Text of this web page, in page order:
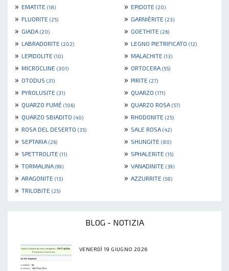
» EMATITE (18) » EPIDOTE (20)
» FLUORITE (25) » GARNIÈRITE (23)
» GIADA (20) » GOETHITE (26)
» LABRADORITE (202) » LEGNO PIETRIFICATO (12)
» LEPIDOLITE (10) » MALACHITE (13)
» MICROCLINE (301) » ORTOCERA (55)
» OTODUS (31) » PIRITE (27)
» PYROLUSITE (31) » QUARZO (171)
» QUARZO FUMÉ (106) » QUARZO ROSA (57)
» QUARZO SBIADITO (40) » RHODONITE (25)
» ROSA DEL DESERTO (35) » SALE ROSA (42)
» SEPTARIA (26) » SHUNGITE (80)
» SPETTROLITE (11) » SPHALERITE (15)
» TORMALINA (99) » VANADINITE (39)
» ARAGONITE (13) » AZZURRITE (58)
» TRILOBITE (25)
BLOG - NOTIZIA
VENERDÌ 19 GIUGNO 2026